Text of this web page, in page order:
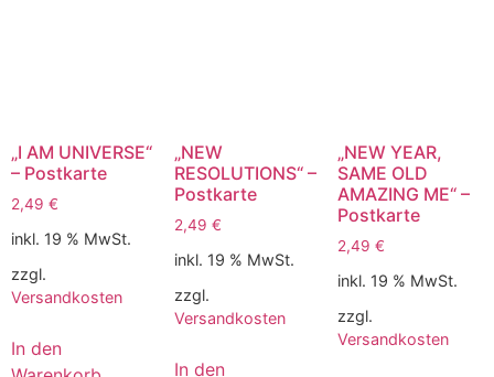
„I AM UNIVERSE“
– Postkarte
2,49 €
inkl. 19 % MwSt.
zzgl.
Versandkosten
In den
„NEW
RESOLUTIONS“ –
Postkarte
2,49 €
inkl. 19 % MwSt.
zzgl.
Versandkosten
In den
„NEW YEAR,
SAME OLD
AMAZING ME“ –
Postkarte
2,49 €
inkl. 19 % MwSt.
zzgl.
Versandkosten